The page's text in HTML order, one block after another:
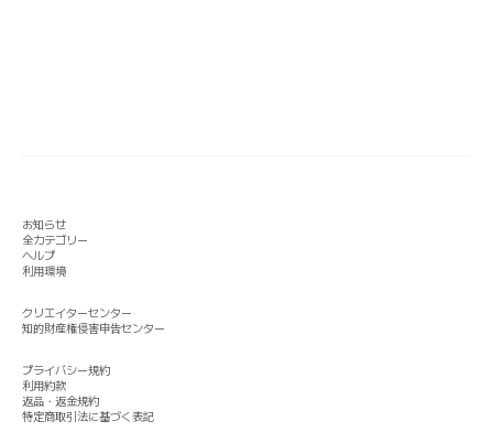
お知らせ
全カテゴリー
ヘルプ
利用環境
クリエイターセンター
知的財産権侵害申告センター
プライバシー規約
利用約款
返品・返金規約
特定商取引法に基づく表記